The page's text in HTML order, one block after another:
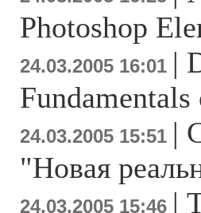
Photoshop
24.03.2005 16:01 |
24.03.2005 15:51 |
"Новая
24.03.2005 15:46 |